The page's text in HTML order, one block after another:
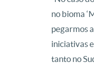
no bioma
pegarmos
iniciativas
tanto no